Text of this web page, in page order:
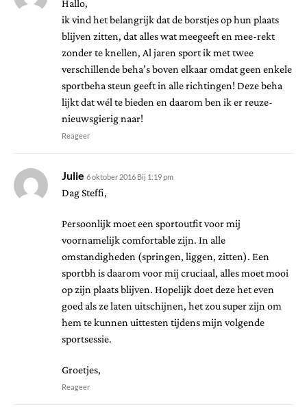
Hallo,
ik vind het belangrijk dat de borstjes op hun plaats
blijven zitten, dat alles wat meegeeft en mee-rekt
zonder te knellen, Al jaren sport ik met twee
verschillende beha’s boven elkaar omdat geen enkele
sportbeha steun geeft in alle richtingen! Deze beha
lijkt dat wél te bieden en daarom ben ik er reuze-
nieuwsgierig naar!
Reageer
Julie 6 oktober 2016 Bij 1:19 pm
Dag Steffi,
Persoonlijk moet een sportoutfit voor mij
voornamelijk comfortable zijn. In alle
omstandigheden (springen, liggen, zitten). Een
sportbh is daarom voor mij cruciaal, alles moet mooi
op zijn plaats blijven. Hopelijk doet deze het even
goed als ze laten uitschijnen, het zou super zijn om
hem te kunnen uittesten tijdens mijn volgende
sportsessie.
Groetjes,
Reageer